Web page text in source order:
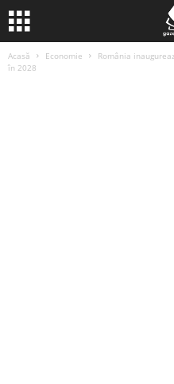
Acasă Economie
România
în 2028